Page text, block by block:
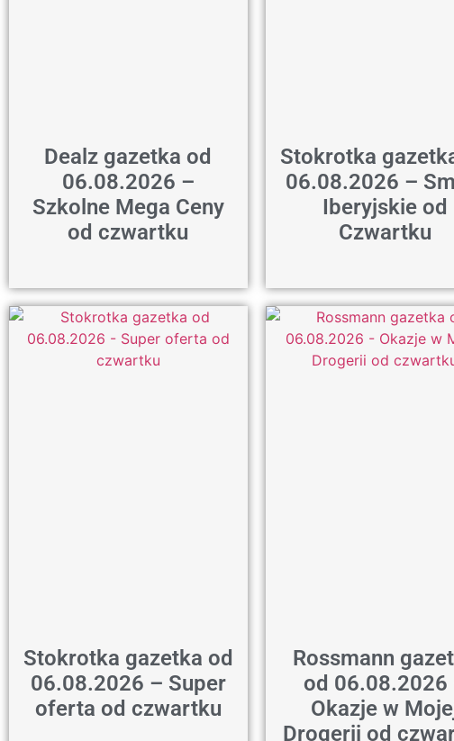
Dealz gazetka od
06.08.2026 –
Szkolne Mega Ceny
od czwartku
Stokrotka
06.08.2026 –
Iberyjskie od
Czwartku
Stokrotka gazetka od
06.08.2026 – Super
oferta od czwartku
Rossmann
od 06.08.2026
Okazje w
Drogerii od